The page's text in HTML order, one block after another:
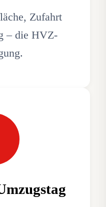
Zufahrt
– die HVZ-